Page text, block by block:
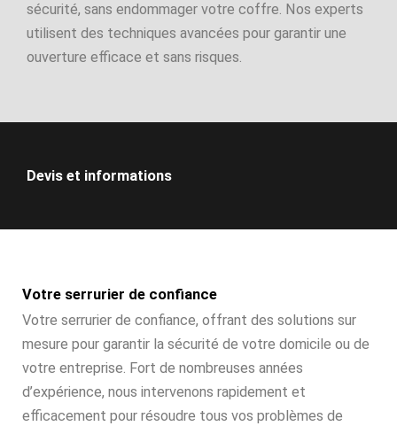
sécurité, sans endommager votre coffre. Nos experts
utilisent des techniques avancées pour garantir une
ouverture efficace et sans risques.
Devis et informations
Votre serrurier de confiance
Votre serrurier de confiance, offrant des solutions sur
mesure pour garantir la sécurité de votre domicile ou de
votre entreprise. Fort de nombreuses années
d’expérience, nous intervenons rapidement et
efficacement pour résoudre tous vos problèmes de